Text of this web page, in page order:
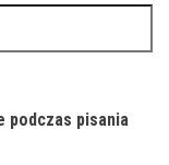
podczas pisania